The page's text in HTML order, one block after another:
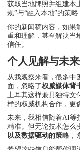
获取当地牌照并组建本
规”与“融入本地”的策
你的新闻稿内容，如果
重和理解，甚至解决当
信任。
个人见解与未
从我观察来看，很多中
面，忽略了权威媒体背
土耳其这样兼具独特文
样的权威机构合作，更
未来，我相信随着AI等
精准。但无论技术怎么
以及数据驱动的策略 ，